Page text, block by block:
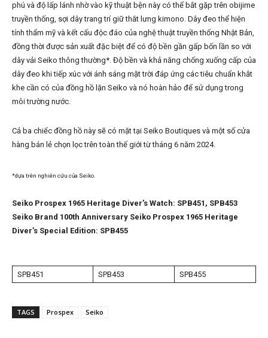
phú và độ lấp lánh nhờ vào kỹ thuật bện này có thể bắt gặp trên obijime
truyền thống, sợi dây trang trí giữ thắt lưng kimono. Dây đeo thể hiện
tính thẩm mỹ và kết cấu độc đáo của nghệ thuật truyền thống Nhật Bản,
đồng thời được sản xuất đặc biệt để có độ bền gần gấp bốn lần so với
dây vải Seiko thông thường*. Độ bền và khả năng chống xuống cấp của
dây đeo khi tiếp xúc với ánh sáng mặt trời đáp ứng các tiêu chuẩn khắt
khe cần có của đồng hồ lặn Seiko và nó hoàn hảo để sử dụng trong
môi trường nước.
Cả ba chiếc đồng hồ này sẽ có mặt tại Seiko Boutiques và một số cửa
hàng bán lẻ chọn lọc trên toàn thế giới từ tháng 6 năm 2024.
*dựa trên nghiên cứu của Seiko.
Seiko Prospex 1965 Heritage Diver’s Watch: SPB451, SPB453
Seiko Brand 100th Anniversary Seiko Prospex 1965 Heritage
Diver’s Special Edition: SPB455
SPB451 SPB453 SPB455
TAGS Prospex Seiko